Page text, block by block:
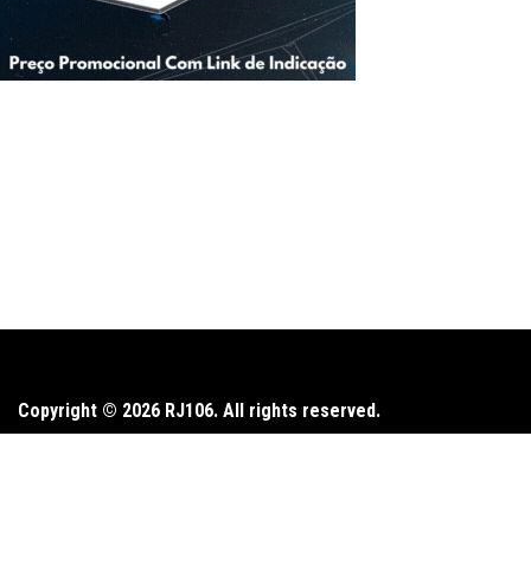
Copyright © 2026 RJ106. All rights reserved.